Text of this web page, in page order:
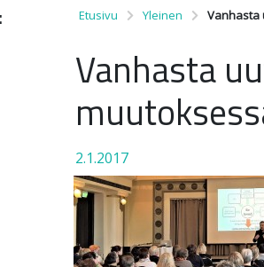
Etusivu Yleinen Vanhasta
Vanhasta
2.1.2017